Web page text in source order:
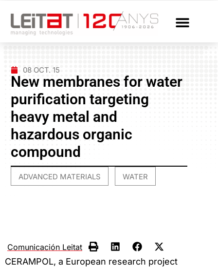
08 OCT. 15
New membranes for water
purification targeting
heavy metal and
hazardous organic
compound
ADVANCED MATERIALS WATER
Comunicación Leitat
CERAMPOL, a European research project